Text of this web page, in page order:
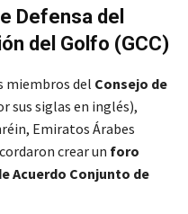
Defensa del
del Golfo (GCC)
miembros del Consejo de
sus siglas en inglés),
Emiratos Árabes
crear un foro
Acuerdo Conjunto de